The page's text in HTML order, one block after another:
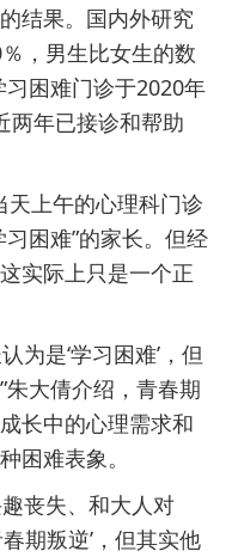
结果。国内外研究
，男生比女生的数
困难门诊于2020年
两年已接诊和帮助
上午的心理科门诊
困难”的家长。但经
实际上只是一个正
是‘学习困难’，但
大倩介绍，青春期
长中的心理需求和
困难表象。
丧失、和大人对
期叛逆’，但其实他